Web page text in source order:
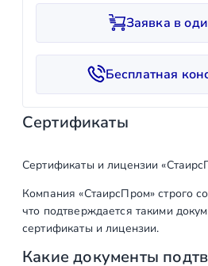
е
в
о
о
а
р
а
С
Заявка в
Бесплатная
Сертификаты
Сертификаты и лицензии
Компания «СтаирсПром» строго
что подтверждается такими
сертификаты и лицензии.
Какие документы